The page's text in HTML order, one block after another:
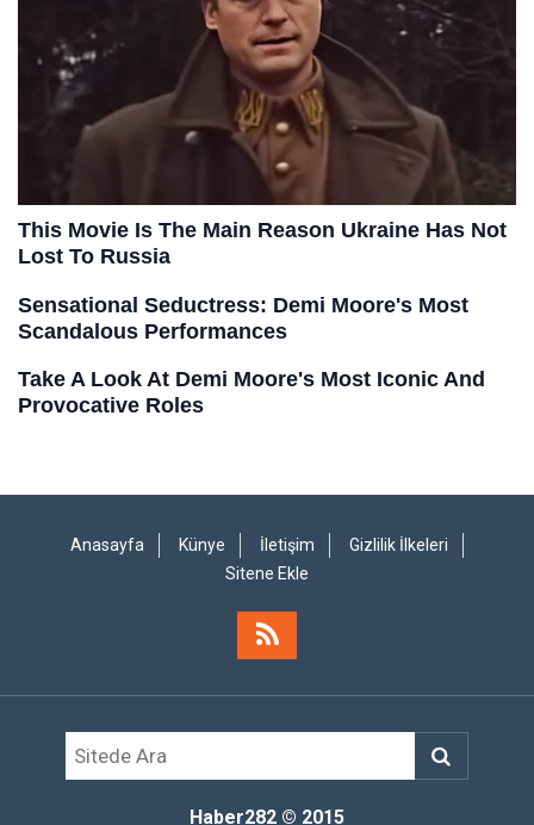
Anasayfa Künye İletişim
Gizlilik İlkeleri
Sitene Ekle
Haber282 © 2015